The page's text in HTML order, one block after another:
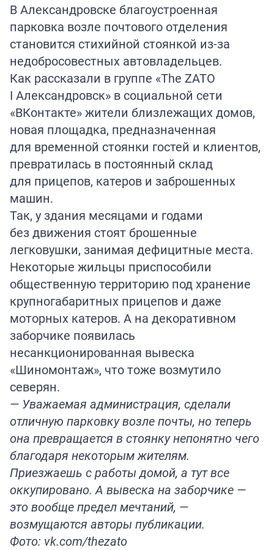
В Александровске благоустроенная
парковка возле почтового отделения
становится стихийной стоянкой из-за
недобросовестных автовладельцев.
Как рассказали в группе «The ZATO
I Александровск» в социальной сети
«ВКонтакте» жители близлежащих домов,
новая площадка, предназначенная
для временной стоянки гостей и клиентов,
превратилась в постоянный склад
для прицепов, катеров и заброшенных
машин.
Так, у здания месяцами и годами
без движения стоят брошенные
легковушки, занимая дефицитные места.
Некоторые жильцы приспособили
общественную территорию под хранение
крупногабаритных прицепов и даже
моторных катеров. А на декоративном
заборчике появилась
несанкционированная вывеска
«Шиномонтаж», что тоже возмутило
северян.
— Уважаемая администрация, сделали
отличную парковку возле почты, но теперь
она превращается в стоянку непонятно чего
благодаря некоторым жителям.
Приезжаешь с работы домой, а тут все
оккупировано. А вывеска на заборчике —
это вообще предел мечтаний, —
возмущаются авторы публикации.
Фото: vk.com/thezato